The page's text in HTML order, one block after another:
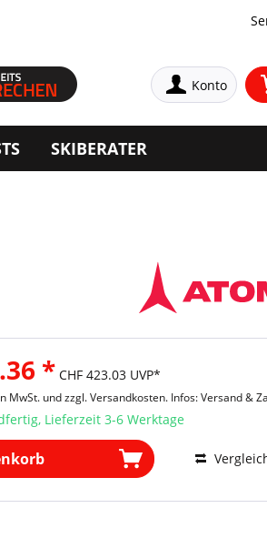
Konto
SKIBERATER
* CHF 423.03 UVP*
MwSt. undzzgl. Versandkosten. Infos: Versand &
Lieferzeit 3-6 Werktage